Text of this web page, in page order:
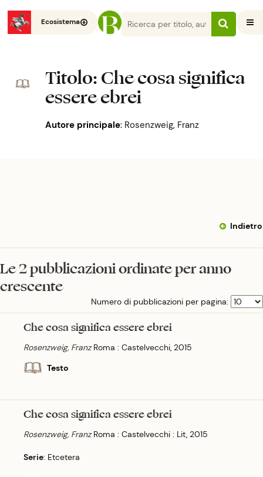
Ecosistema
Titolo: Che cosa significa
essere ebrei
Autore principale: Rosenzweig, Franz
Indietro
Le 2 pubblicazioni ordinate per anno
crescente
Numero di pubblicazioni per pagina:
Che cosa significa essere ebrei
Rosenzweig, Franz Roma : Castelvecchi, 2015
Testo
Che cosa significa essere ebrei
Rosenzweig, Franz Roma : Castelvecchi : Lit, 2015
Serie: Etcetera